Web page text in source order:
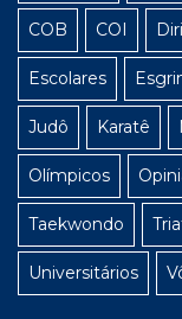
COB COI
Escolares
Judô Karatê
Olímpicos
Taekwondo
Universitários